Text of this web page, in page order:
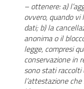
– ottenere: a)
ovvero, quando vi
dati; b) la
anonima o il
legge, compresi
conservazione in
sono stati
l’attestazione